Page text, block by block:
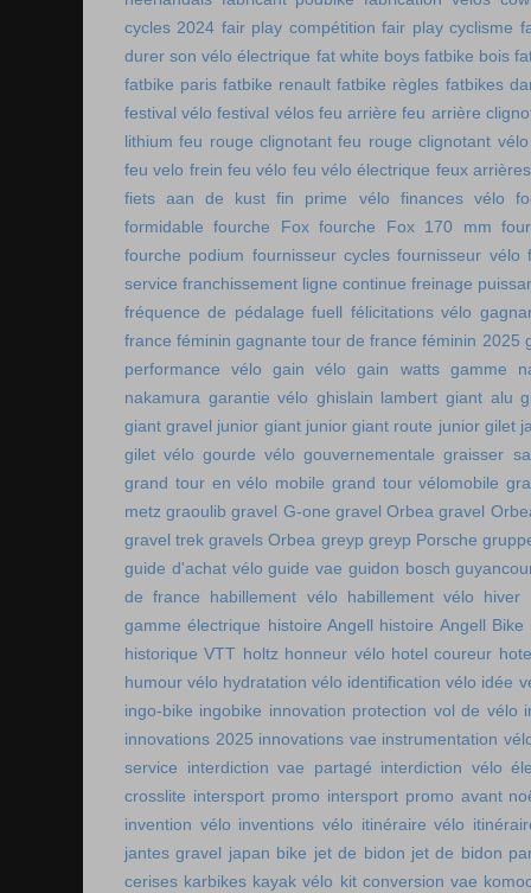
cycles 2024 fair play compétition fair play cyclisme
durer son vélo électrique fat white boys fatbike bois
fatbike paris fatbike renault fatbike règles fatbikes
festival vélo festival vélos feu arrière feu arrière
lithium feu rouge clignotant feu rouge clignotant vélo
feu velo frein feu vélo feu vélo électrique feux
fiets aan de kust fin prime vélo finances vélo
formidable fourche Fox fourche Fox 170 mm
fourche podium fournisseur cycles fournisseur vélo
service franchissement ligne continue freinage
fréquence de pédalage fuell félicitations vélo
france féminin gagnante tour de france féminin 2025
performance vélo
gain vélo gain watts gamme
nakamura garantie vélo ghislain lambert giant alu
giant gravel junior giant junior giant route junior gilet
gilet vélo gourde vélo gouvernementale graisser
grand tour en vélo mobile grand tour vélomobile
metz graoulib gravel G-one gravel Orbea gravel
gravel trek gravels Orbea greyp greyp Porsche
guide d'achat vélo guide vae guidon bosch
de france
habillement vélo habillement vélo hiver
gamme électrique histoire Angell histoire Angell Bike
historique VTT holtz honneur vélo hotel coureur
humour vélo hydratation vélo identification vélo idée
ingo-bike ingobike innovation protection vol de vélo
innovations 2025 innovations vae instrumentation
service
interdiction vae partagé interdiction vélo
crosslite intersport promo intersport promo avant
invention vélo inventions vélo itinéraire vélo
jantes gravel japan bike jet de bidon jet de bidon
cerises karbikes kayak vélo kit conversion vae